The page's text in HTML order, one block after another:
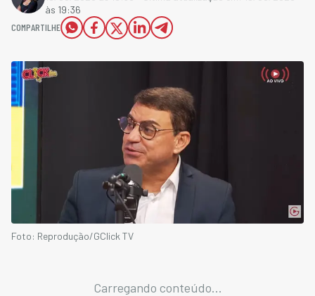
às 19:36
COMPARTILHE
Foto: Reprodução/GClick TV
Carregando conteúdo...